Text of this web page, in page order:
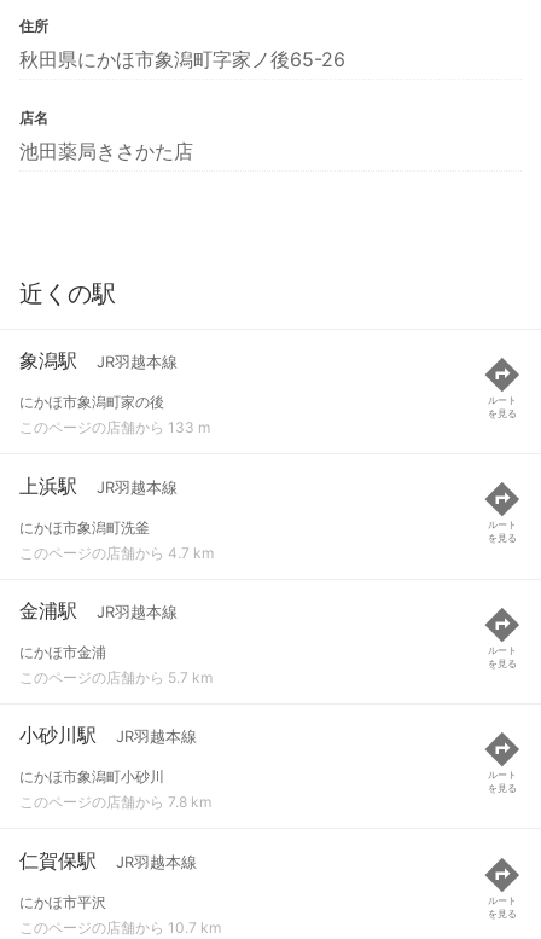
住所
秋田県にかほ市象潟町字家ノ後65-26
店名
池田薬局きさかた店
近くの駅
象潟駅 JR羽越本線
にかほ市象潟町家の後
このページの店舗から 133 m
ルート
を見る
上浜駅 JR羽越本線
にかほ市象潟町洗釜
このページの店舗から 4.7 km
ルート
を見る
金浦駅 JR羽越本線
にかほ市金浦
このページの店舗から 5.7 km
ルート
を見る
小砂川駅 JR羽越本線
にかほ市象潟町小砂川
このページの店舗から 7.8 km
ルート
を見る
仁賀保駅 JR羽越本線
にかほ市平沢
このページの店舗から 10.7 km
ルート
を見る